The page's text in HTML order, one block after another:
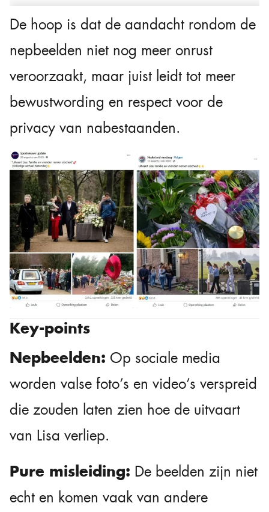
De hoop is dat de aandacht rondom de
nepbeelden niet nog meer onrust
veroorzaakt, maar juist leidt tot meer
bewustwording en respect voor de
privacy van nabestaanden.
Key-points
Nepbeelden: Op sociale media
worden valse foto’s en video’s verspreid
die zouden laten zien hoe de uitvaart
van Lisa verliep.
Pure misleiding: De beelden zijn niet
echt en komen vaak van andere